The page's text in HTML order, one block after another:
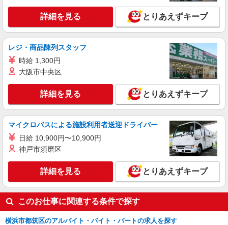
神奈川県横浜市都筑区
キープ 詳細を見る
派遣社員
グループホームでの夜専介護士
1夜勤：27900円〜29700円 ※資格や経験など
による
神奈川県横浜市都筑区
キープ 詳細を見る
詳細を見る とりあえずキープ
レジ・商品陳列スタッフ
時給 1,300円
大阪市中央区
詳細を見る とりあえずキープ
マイクロバスによる施設利用者送迎ドライバー
日給 10,900円〜10,900円
神戸市須磨区
詳細を見る とりあえずキープ
このお仕事に関連する条件で探す
横浜市都筑区のアルバイト・バイト・パートの求人を探す